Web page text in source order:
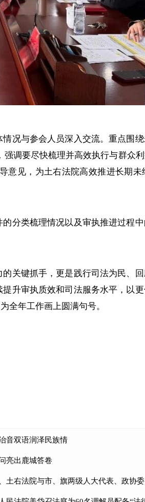
与参会人员深入交流。重点围
调要尽快梳理并高效执行与群众
见，为土右法院高效推进长期
类梳理情况以及审执推进过程
键抓手，更是践行司法为民、
升审执质效和司法服务水平，以
全年工作画上圆满句号。
音双语润泽民族情
亮出鹿城答卷
土右法院与市、旗两级人大代表、政协